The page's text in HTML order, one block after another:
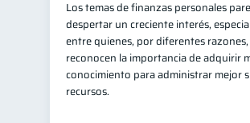
Los temas de finanzas personales
despertar un creciente interés,
entre quienes, por diferentes razones,
reconocen la importancia de adquirir
conocimiento para administrar mejor
recursos.